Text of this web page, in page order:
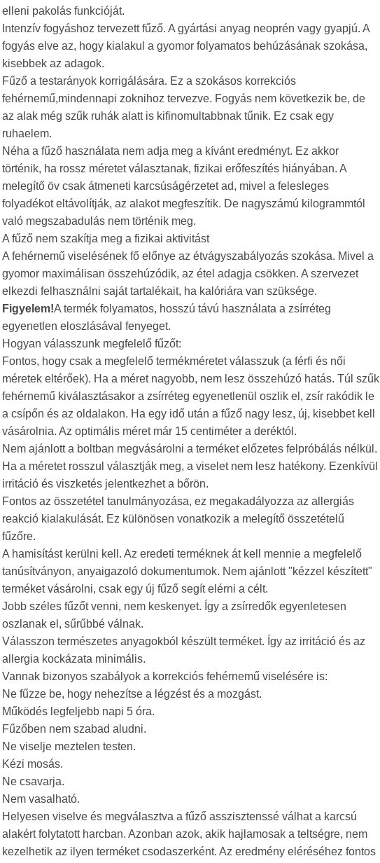
elleni pakolás funkcióját.
Intenzív fogyáshoz tervezett fűző. A gyártási anyag neoprén vagy gyapjú. A
fogyás elve az, hogy kialakul a gyomor folyamatos behúzásának szokása,
kisebbek az adagok.
Fűző a testarányok korrigálására. Ez a szokásos korrekciós
fehérnemű,mindennapi zoknihoz tervezve. Fogyás nem következik be, de
az alak még szűk ruhák alatt is kifinomultabbnak tűnik. Ez csak egy
ruhaelem.
Néha a fűző használata nem adja meg a kívánt eredményt. Ez akkor
történik, ha rossz méretet választanak, fizikai erőfeszítés hiányában. A
melegítő öv csak átmeneti karcsúságérzetet ad, mivel a felesleges
folyadékot eltávolítják, az alakot megfeszítik. De nagyszámú kilogrammtól
való megszabadulás nem történik meg.
A fűző nem szakítja meg a fizikai aktivitást
A fehérnemű viselésének fő előnye az étvágyszabályozás szokása. Mivel a
gyomor maximálisan összehúzódik, az étel adagja csökken. A szervezet
elkezdi felhasználni saját tartalékait, ha kalóriára van szüksége.
Figyelem!A termék folyamatos, hosszú távú használata a zsírréteg
egyenetlen eloszlásával fenyeget.
Hogyan válasszunk megfelelő fűzőt:
Fontos, hogy csak a megfelelő termékméretet válasszuk (a férfi és női
méretek eltérőek). Ha a méret nagyobb, nem lesz összehúzó hatás. Túl szűk
fehérnemű kiválasztásakor a zsírréteg egyenetlenül oszlik el, zsír rakódik le
a csípőn és az oldalakon. Ha egy idő után a fűző nagy lesz, új, kisebbet kell
vásárolnia. Az optimális méret már 15 centiméter a deréktól.
Nem ajánlott a boltban megvásárolni a terméket előzetes felpróbálás nélkül.
Ha a méretet rosszul választják meg, a viselet nem lesz hatékony. Ezenkívül
irritáció és viszketés jelentkezhet a bőrön.
Fontos az összetétel tanulmányozása, ez megakadályozza az allergiás
reakció kialakulását. Ez különösen vonatkozik a melegítő összetételű
fűzőre.
A hamisítást kerülni kell. Az eredeti terméknek át kell mennie a megfelelő
tanúsítványon, anyaigazoló dokumentumok. Nem ajánlott "kézzel készített"
terméket vásárolni, csak egy új fűző segít elérni a célt.
Jobb széles fűzőt venni, nem keskenyet. Így a zsírredők egyenletesen
oszlanak el, sűrűbbé válnak.
Válasszon természetes anyagokból készült terméket. Így az irritáció és az
allergia kockázata minimális.
Vannak bizonyos szabályok a korrekciós fehérnemű viselésére is:
Ne fűzze be, hogy nehezítse a légzést és a mozgást.
Működés legfeljebb napi 5 óra.
Fűzőben nem szabad aludni.
Ne viselje meztelen testen.
Kézi mosás.
Ne csavarja.
Nem vasalható.
Helyesen viselve és megválasztva a fűző asszisztenssé válhat a karcsú
alakért folytatott harcban. Azonban azok, akik hajlamosak a teltségre, nem
kezelhetik az ilyen terméket csodaszerként. Az eredmény eléréséhez fontos